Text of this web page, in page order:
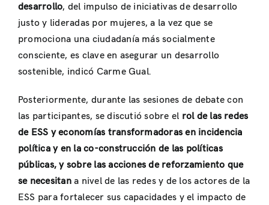
desarrollo, del impulso de iniciativas de desarrollo
justo y lideradas por mujeres, a la vez que se
promociona una ciudadanía más socialmente
consciente, es clave en asegurar un desarrollo
sostenible, indicó Carme Gual.
Posteriormente, durante las sesiones de debate con
las participantes, se discutió sobre el rol de las redes
de ESS y economías transformadoras en incidencia
política y en la co-construcción de las políticas
públicas, y sobre lasacciones de reforzamiento que
se necesitana nivel de las redes y de los actores de la
ESS para fortalecer sus capacidades y el impacto de